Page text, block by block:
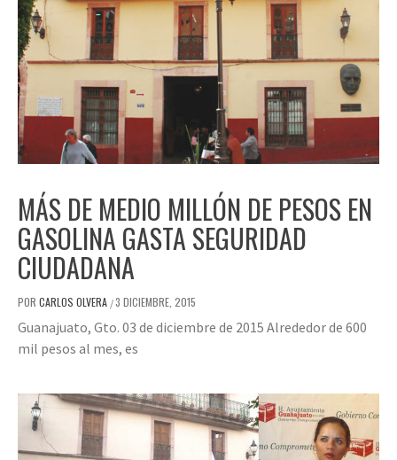
MÁS DE MEDIO MILLÓN DE PESOS EN
GASOLINA GASTA SEGURIDAD
CIUDADANA
POR CARLOS OLVERA /3 DICIEMBRE, 2015
Guanajuato, Gto. 03 de diciembre de 2015 Alrededor de 600
mil pesos al mes, es